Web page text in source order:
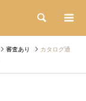
検索
審査あり
カタログ通